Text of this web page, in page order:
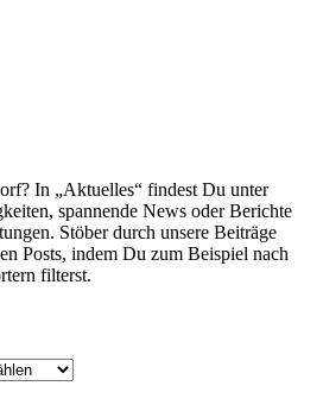
In „Aktuelles“ findest Du unter
spannende News oder Berichte
Stöber durch unsere Beiträge
Posts, indem Du zum Beispiel nach
filterst.